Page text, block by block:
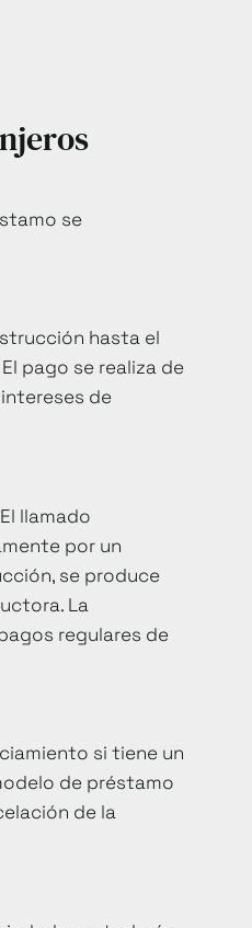
se
hasta el
pago se realiza de
de
llamado
por un
se produce
La
regulares de
si tiene un
de préstamo
de la